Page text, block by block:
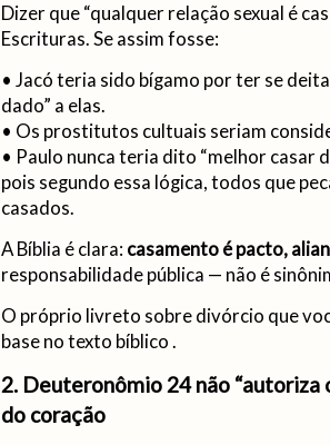
Dizer que “qualquer relação sexual é
Escrituras. Se assim fosse:
• Jacó teria sido bígamo por ter se
dado” a elas.
• Os prostitutos cultuais seriam
• Paulo nunca teria dito “melhor casar
pois segundo essa lógica, todos que
casados.
A Bíblia é clara: casamento é pacto,
responsabilidade pública — não é
O próprio livreto sobre divórcio que
base no texto bíblico .
2. Deuteronômio 24 não “autoriza
do coração